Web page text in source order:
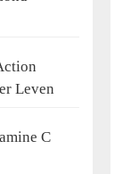
Leven
C